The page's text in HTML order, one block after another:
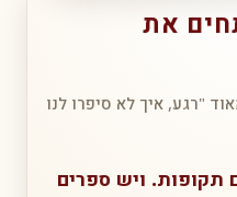
את
"רגע, איך לא סיפרו לנו
תקופות. ויש ספרים